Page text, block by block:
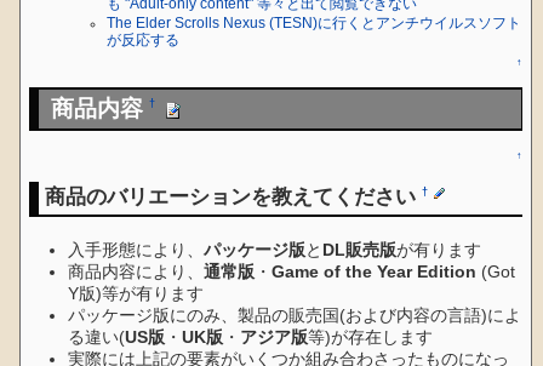
も "Adult-only content" 等々と出て閲覧できない
The Elder Scrolls Nexus (TESN)に行くとアンチウイルスソフト
が反応する
↑
商品内容†
↑
商品のバリエーションを教えてください†
入手形態により、パッケージ版と DL販売版が有ります
商品内容により、通常版 ・Game of the Year Edition (Got
Y版)等が有ります
パッケージ版にのみ、製品の販売国(および内容の言語)によ
る違い(US版 ・UK版 ・ アジア版等)が存在します
実際には上記の要素がいくつか組み合わさったものになっ